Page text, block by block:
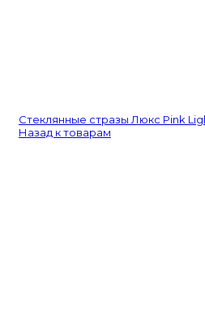
Стеклянные стразы Люкс Pink
Назад к товарам